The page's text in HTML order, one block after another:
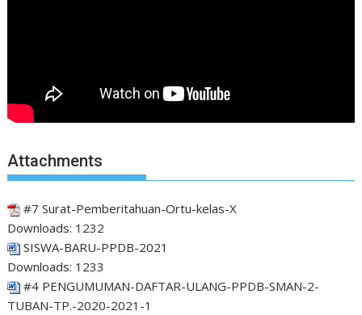
Attachments
#7 Surat-Pemberitahuan-Ortu-kelas-X
Downloads: 1232
SISWA-BARU-PPDB-2021
Downloads: 1233
#4 PENGUMUMAN-DAFTAR-ULANG-PPDB-SMAN-2-
TUBAN-TP.-2020-2021-1